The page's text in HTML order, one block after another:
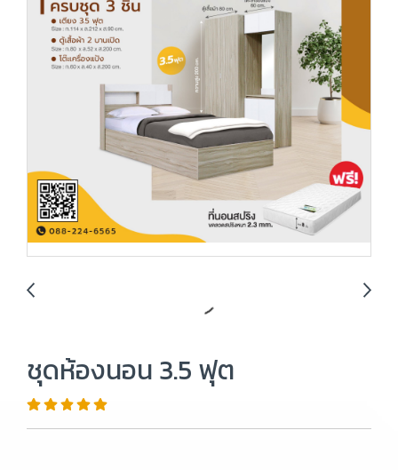
ชุดห้องนอน 3.5 ฟุต